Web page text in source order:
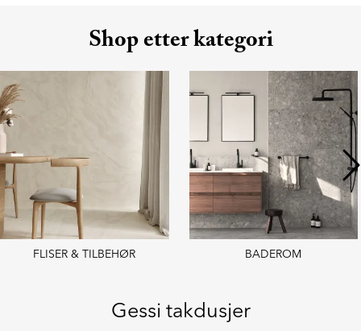
Shop etter kategori
FLISER & TILBEHØR BADEROM
Gessi takdusjer